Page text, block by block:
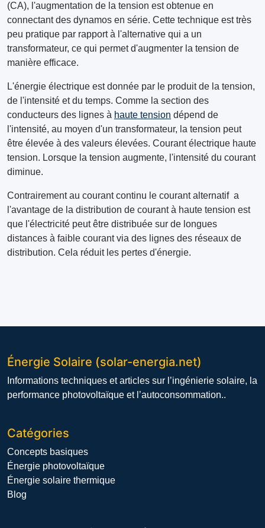
(CA), l'augmentation de la tension est obtenue en
connectant des dynamos en série. Cette technique est très
peu pratique par rapport à l'alternative qui a un
transformateur, ce qui permet d'augmenter la tension de
manière efficace.
L'énergie électrique est donnée par le produit de la tension,
de l'intensité et du temps. Comme la section des
conducteurs des lignes à haute tension dépend de
l'intensité, au moyen d'un transformateur, la tension peut
être élevée à des valeurs élevées. Courant électrique haute
tension. Lorsque la tension augmente, l'intensité du courant
diminue.
Contrairement au courant continu le courant alternatif a
l'avantage de la distribution de courant à haute tension est
que l'électricité peut être distribuée sur de longues
distances à faible courant via des lignes des réseaux de
distribution. Cela réduit les pertes d'énergie.
Énergie Solaire (solar-energia.net)
Informations techniques et articles sur l’ingénierie solaire, la
performance photovoltaïque et l’autoconsommation..
Catégories
Concepts basiques
Énergie photovoltaïque
Énergie solaire thermique
Blog